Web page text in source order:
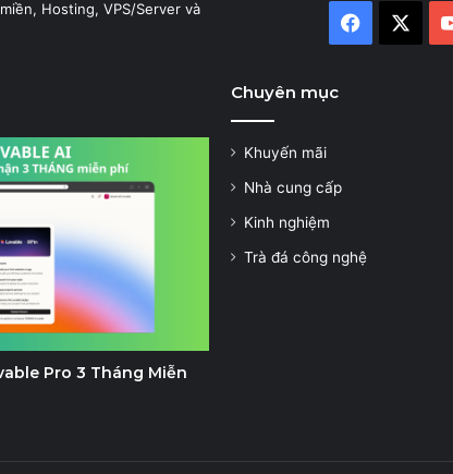
Hosting, VPS/Server và
Pro 3 Tháng Miễn
Facebook
Chuyên mục
Khuyến mãi
Nhà cung cấp
Kinh nghiệm
Trà đá công nghệ